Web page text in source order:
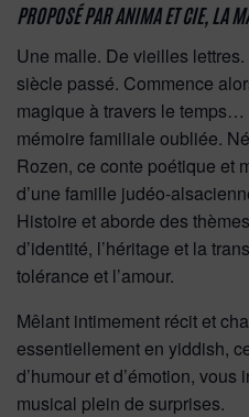
PROPOSÉ PAR ANIMA ET CIE, LA
Une malle. De vieilles lettres.
siècle passé. Commence
magique à travers le temps…
mémoire familiale oubliée.
Rozen, ce conte poétique et
d’une famille judéo-
Histoire et aborde des
d’identité, l’héritage et la
tolérance et l’amour.
Mêlant intimement récit et
essentiellement en yiddish,
d’humour et d’émotion,
musical plein de surprises.